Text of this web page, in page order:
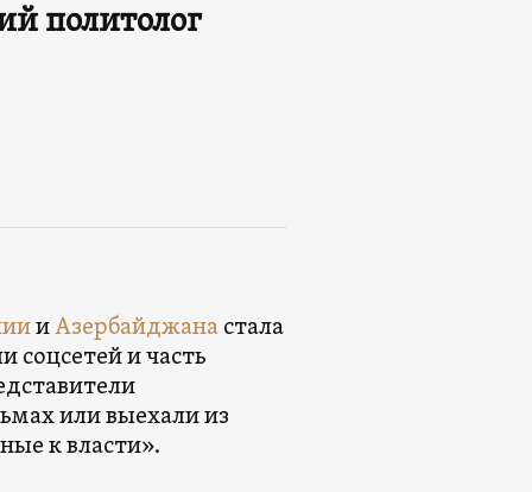
политолог
иАзербайджанастала
соцсетей и часть
или выехали из
к власти».